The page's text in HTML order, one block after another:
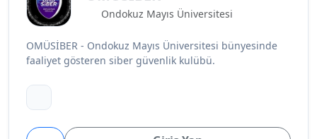
Ondokuz Mayıs Üniversitesi
OMÜSİBER - Ondokuz Mayıs Üniversitesi bünyesinde
faaliyet gösteren siber güvenlik kulübü.